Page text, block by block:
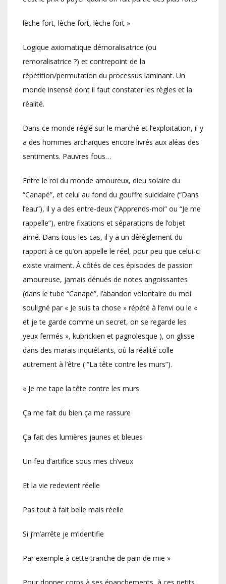
lèche fort, lèche fort, lèche fort »
Logique axiomatique démoralisatrice (ou
remoralisatrice ?) et contrepoint de la
répétition/permutation du processus laminant. Un
monde insensé dont il faut constater les règles et la
réalité.
Dans ce monde réglé sur le marché et l’exploitation, il y
a des hommes archaïques encore livrés aux aléas des
sentiments. Pauvres fous…
Entre le roi du monde amoureux, dieu solaire du
“Canapé”, et celui au fond du gouffre suicidaire (“Dans
l’eau”), il y a des entre-deux (“Apprends-moi” ou “Je me
rappelle”), entre fixations et séparations de l’objet
aimé. Dans tous les cas, il y a un dérèglement du
rapport à ce qu’on appelle le réel, pour peu que celui-ci
existe vraiment. À côtés de ces épisodes de passion
amoureuse, jamais dénués de notes angoissantes
(dans le tube “Canapé”, l’abandon volontaire du moi
souligné par « Je suis ta chose » répété à l’envi ou le «
et je te garde comme un secret, on se regarde les
yeux fermés », kubrickien et pagnolesque ), on glisse
dans des marais inquiétants, où la réalité colle
autrement à l’être ( “La tête contre les murs”).
« Je me tape la tête contre les murs
Ça me fait du bien ça me rassure
Ça fait des lumières jaunes et bleues
Un feu d’artifice sous mes ch’veux
Et la vie redevient réelle
Pas tout à fait belle mais réelle
Si j’m’arrête je m’identifie
Par exemple à cette tranche de pain de mie »
Pour donner corps à ses épanchements, à ces petits